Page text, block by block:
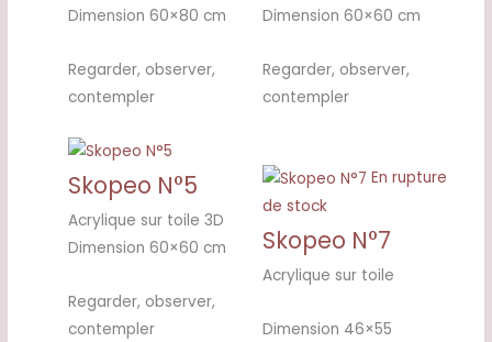
Dimension 60×80 cm
Regarder, observer,
contempler
Dimension 60×60 cm
Regarder, observer,
contempler
Skopeo N°5
Acrylique sur toile 3D
Dimension 60×60 cm
Regarder, observer,
contempler
En rupture
de stock
Skopeo N°7
Acrylique sur toile
Dimension 46×55